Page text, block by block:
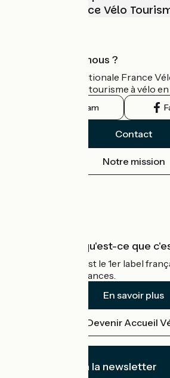
vélo avec France Vélo
Qui sommes-nous ?
L'association nationale France
guide officiel du tourisme à vélo
Instagram
Contact
Notre mission
Accueil Vélo qu'est-ce que
Accueil Vélo c'est le 1er label
cyclistes en vacances.
En savoir plus
Devenir Accueil
Je m'abonne à la newsletter